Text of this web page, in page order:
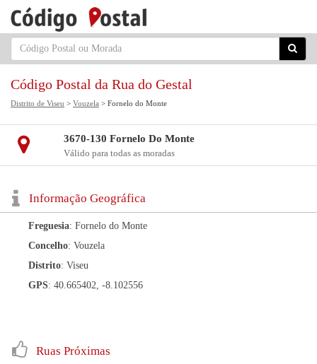
Código Postal da Rua do Gestal
Distrito de Viseu > Vouzela > Fornelo do Monte
3670-130 Fornelo Do Monte
Válido para todas as moradas
Informação Geográfica
Freguesia: Fornelo do Monte
Concelho: Vouzela
Distrito: Viseu
GPS: 40.665402, -8.102556
Ruas Próximas